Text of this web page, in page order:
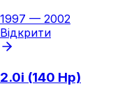
1997 — 2002
Відкрити
2.0i (140 Hp)